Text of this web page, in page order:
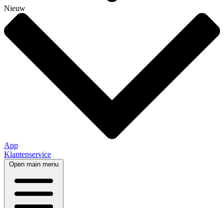
Nieuw
App
Klantenservice
Open main menu